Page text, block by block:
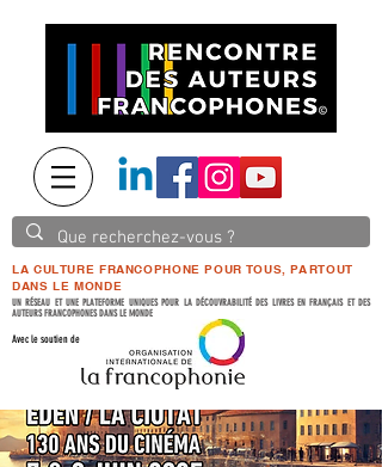
LA CULTURE FRANCOPHONE POUR TOUS, PARTOUT
DANS LE MONDE
UN RÉSEAU ET UNE PLATEFORME UNIQUES POUR LA DÉCOUVRABILITÉ DES LIVRES EN FRANÇAIS ET DES
AUTEURS FRANCOPHONES DANS LE MONDE
Avec le soutien de